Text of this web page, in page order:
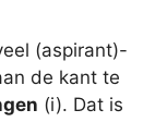
(aspirant)-
de kant te
(i). Dat is